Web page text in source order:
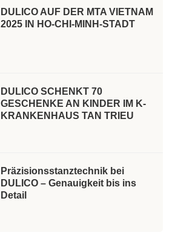
DULICO AUF DER MTA VIETNAM
2025 IN HO-CHI-MINH-STADT
DULICO SCHENKT 70
GESCHENKE AN KINDER IM K-
KRANKENHAUS TAN TRIEU
Präzisionsstanztechnik bei
DULICO – Genauigkeit bis ins
Detail